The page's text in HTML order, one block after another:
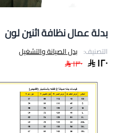
بدلة عمال نظافة اثنين لون
التصنيف: بدل الصيانة والتشغيل
١٢٠ ١٣٠